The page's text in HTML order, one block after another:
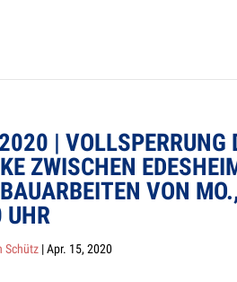
| VOLL­SPER­RUNG
ZWI­SCHEN
VON
Schütz |Apr. 15, 2020